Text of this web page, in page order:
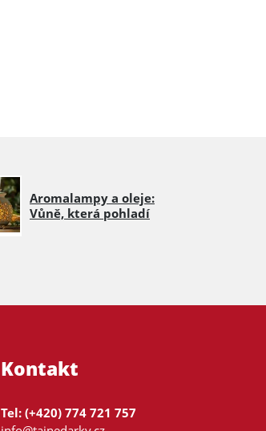
Aromalampy a oleje:
Vůně, která pohladí
Kontakt
Tel: (+420) 774 721 757